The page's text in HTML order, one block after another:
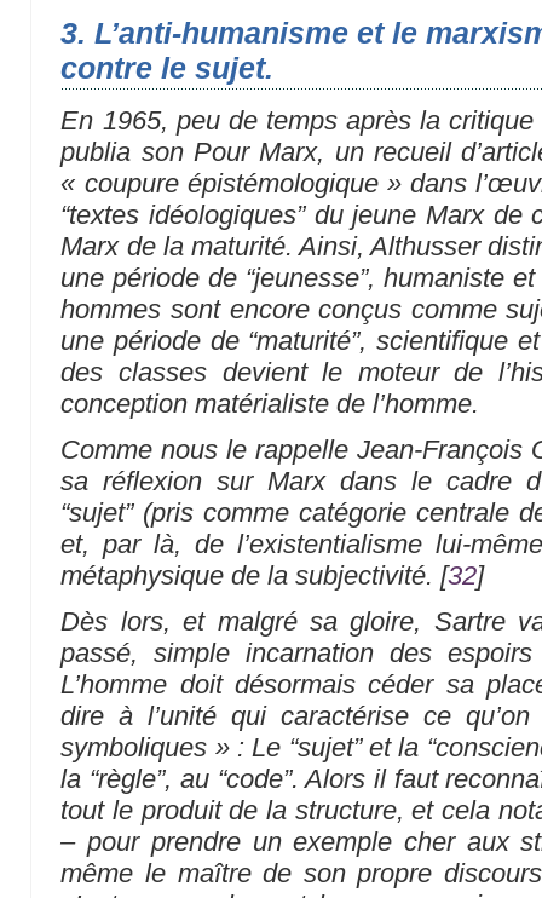
3. L’anti-humanisme et le
contre le sujet.
En 1965, peu de temps après la
publia son Pour Marx, un recueil
« coupure épistémologique »dans
“textes idéologiques” du jeune Marx de
Marx de la maturité. Ainsi, Althusser
une période de “jeunesse”, humaniste
hommes sont encore conçus comme
une période de “maturité”, scientifique
des classes devient le moteur de
conception matérialiste de l’homme.
Comme nous le rappelle Jean-François
sa réflexion sur Marx dans le cadre
“sujet” (pris comme catégorie centrale
et, par là, de l’existentialisme lui-
métaphysique de la subjectivité. [32]
Dès lors, et malgré sa gloire, Sartre
passé, simple incarnation des
L’homme doit désormais céder sa
dire à l’unité qui caractérise ce
symboliques » : Le “sujet” et la
la “règle”, au “code”. Alors il faut
tout le produit de la structure, et cela
– pour prendre un exemple cher aux
même le maître de son propre